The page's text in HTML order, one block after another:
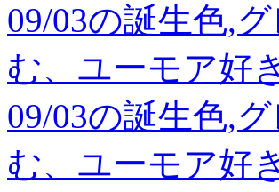
09/03の誕生色,
む、ユーモア好
09/03の誕生色,
む、ユーモア好